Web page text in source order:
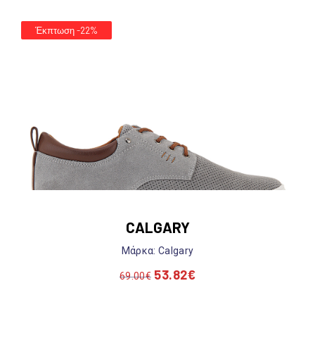
Έκπτωση -22%
CALGARY
Mάρκα: Calgary
69.00€ 53.82€